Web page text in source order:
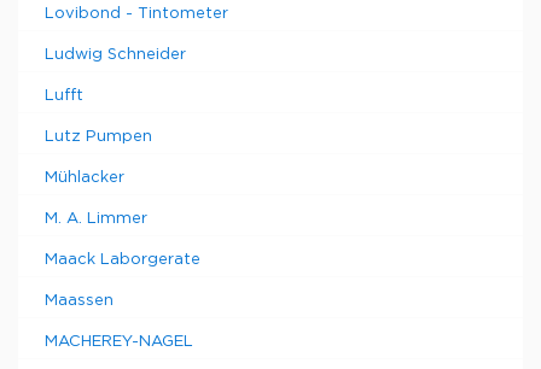
Lovibond - Tintometer
Ludwig Schneider
Lufft
Lutz Pumpen
Mühlacker
M. A. Limmer
Maack Laborgerate
Maassen
MACHEREY-NAGEL